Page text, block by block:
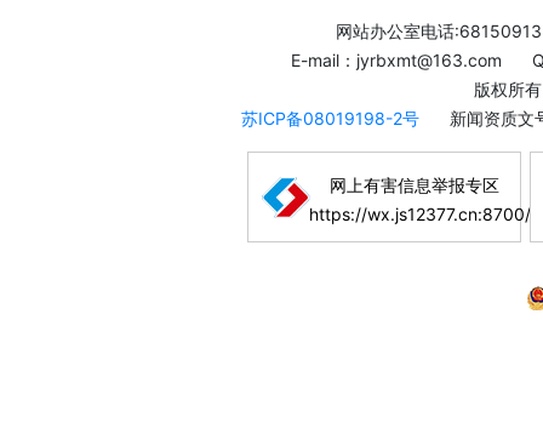
网站办公室电话:68150913
E-mail：jyrbxmt@163.com
版权所
苏ICP备08019198-2号
新闻资质
网上有害信息举报专区
https://wx.js12377.cn:8700/